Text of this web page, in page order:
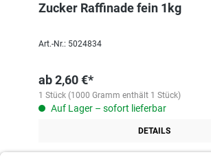
Zucker Raffinade fein 1kg
Art.-Nr.: 5024834
ab2,60 €*
1 Stück (1000 Gramm enthält 1 Stück)
Auf Lager – sofort lieferbar
DETAILS